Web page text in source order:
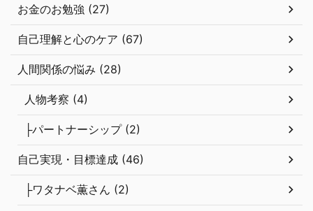
お金のお勉強 (27)
自己理解と心のケア (67)
人間関係の悩み (28)
人物考察 (4)
├パートナーシップ (2)
自己実現・目標達成 (46)
├ワタナベ薫さん (2)